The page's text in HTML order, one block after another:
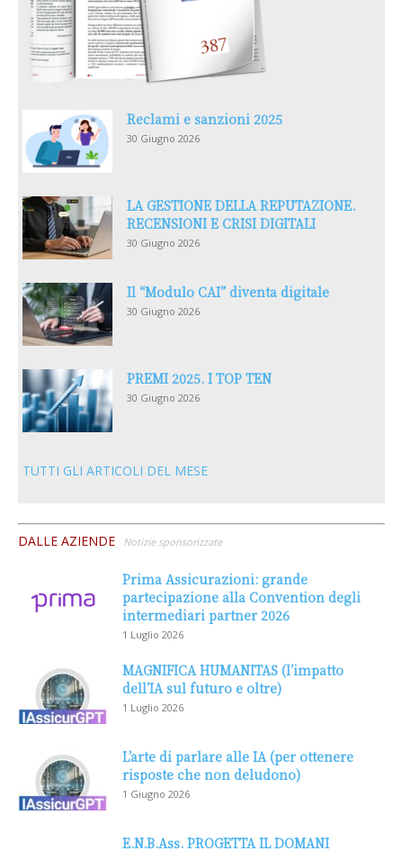
Reclami e sanzioni 2025
30 Giugno 2026
LA GESTIONE DELLA REPUTAZIONE.
RECENSIONI E CRISI DIGITALI
30 Giugno 2026
Il “Modulo CAI” diventa digitale
30 Giugno 2026
PREMI 2025. I TOP TEN
30 Giugno 2026
TUTTI GLI ARTICOLI DEL MESE
DALLE AZIENDE Notizie sponsorizzate
Prima Assicurazioni: grande
partecipazione alla Convention degli
intermediari partner 2026
1 Luglio 2026
MAGNIFICA HUMANITAS (l’impatto
dell’IA sul futuro e oltre)
1 Luglio 2026
L’arte di parlare alle IA (per ottenere
risposte che non deludono)
1 Giugno 2026
E.N.B.Ass. PROGETTA IL DOMANI